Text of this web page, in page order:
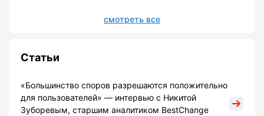
смотреть все
Статьи
«Большинство споров разрешаются положительно
для пользователей» — интервью с Никитой
Зуборевым, старшим аналитиком BestChange